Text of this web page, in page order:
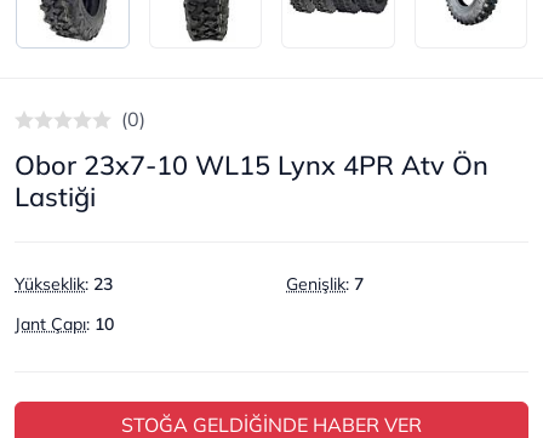
(0)
Obor 23x7-10 WL15 Lynx 4PR Atv Ön
Lastiği
Yükseklik: 23 Genişlik: 7
Jant Çapı: 10
STOĞA GELDİĞİNDE HABER VER